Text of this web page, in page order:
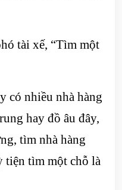
tài xế, “Tìm một
có nhiều nhà hàng
hay đồ âu đây,
tìm nhà hàng
tiện tìm một chỗ là